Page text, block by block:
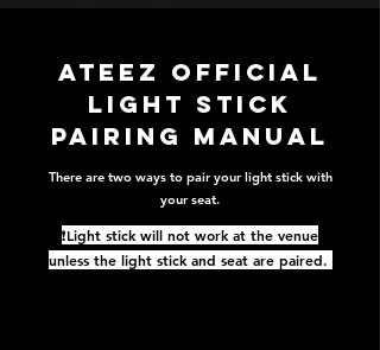
ATEEZ OFFICIAL
LIGHT STICK
PAIRING MANUAL
There are two ways to pair your light stick with
your seat.
❗️Light stick will not work at the venue
unless the light stick and seat are paired.